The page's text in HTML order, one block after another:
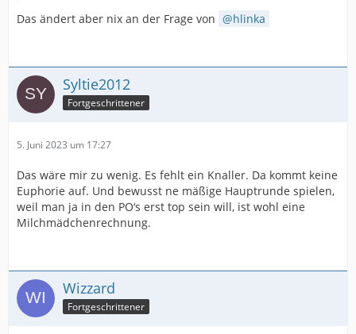
Das ändert aber nix an der Frage von hlinka
Syltie2012
Fortgeschrittener
5. Juni 2023 um 17:27
Das wäre mir zu wenig. Es fehlt ein Knaller. Da kommt keine
Euphorie auf. Und bewusst ne mäßige Hauptrunde spielen,
weil man ja in den PO‘s erst top sein will, ist wohl eine
Milchmädchenrechnung.
Wizzard
Fortgeschrittener